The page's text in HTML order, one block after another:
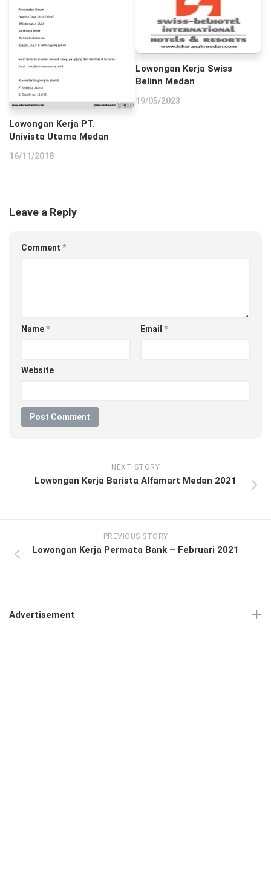
Lowongan Kerja PT.
Univista Utama Medan
16/11/2018
Lowongan Kerja Swiss
Belinn Medan
19/05/2023
Leave a Reply
Comment *
Name* Email *
Website
NEXT STORY
Lowongan Kerja Barista Alfamart Medan 2021
PREVIOUS STORY
Lowongan Kerja Permata Bank – Februari 2021
Advertisement